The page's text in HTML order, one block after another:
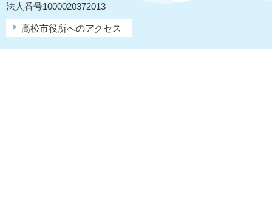
法人番号1000020372013
高松市役所へのアクセス